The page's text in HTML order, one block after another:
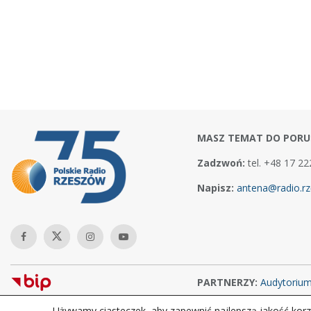
MASZ TEMAT DO
Zadzwoń: tel. +48 17
Napisz:
PARTNERZY: